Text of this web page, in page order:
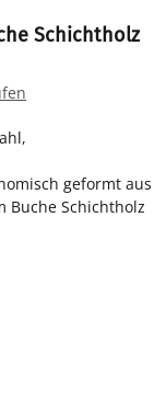
Schichtholz
geformt aus
Buche Schichtholz